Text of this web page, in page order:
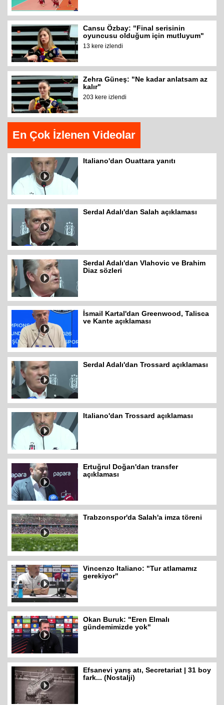
Cansu Özbay: "Final serisinin
oyuncusu olduğum için mutluyum"
13 kere izlendi
Zehra Güneş: "Ne kadar anlatsam az
kalır"
203 kere izlendi
En Çok İzlenen Videolar
Italiano'dan Ouattara yanıtı
Serdal Adalı'dan Salah açıklaması
Serdal Adalı'dan Vlahovic ve Brahim
Diaz sözleri
İsmail Kartal'dan Greenwood, Talisca
ve Kante açıklaması
Serdal Adalı'dan Trossard açıklaması
Italiano'dan Trossard açıklaması
Ertuğrul Doğan'dan transfer
açıklaması
Trabzonspor'da Salah'a imza töreni
Vincenzo Italiano: "Tur atlamamız
gerekiyor"
Okan Buruk: "Eren Elmalı
gündemimizde yok"
Efsanevi yarış atı, Secretariat | 31 boy
fark... (Nostalji)